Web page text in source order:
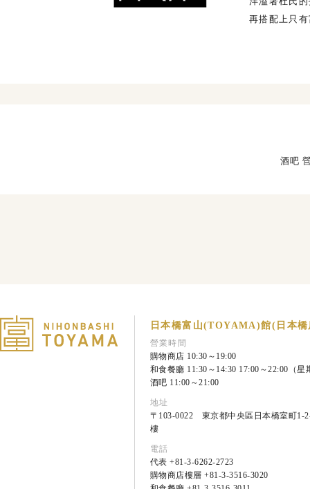
再搭配上只
酒吧
日本橋富山(TOYAMA)館(日本
營業時間
購物商店 10:30～19:00
和食餐廳 11:30～14:30 17:00～22:00（星
酒吧 11:00～21:00
地址
〒103-0022 東京都中央區日本橋室町1-
樓
電話
代表 +81-3-6262-2723
購物商店樓層 +81-3-3516-3020